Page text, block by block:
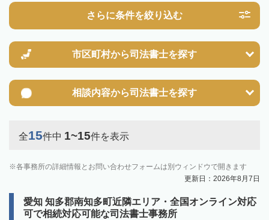
さらに条件を絞り込む
市区町村から司法書士を探す
相談内容から司法書士を探す
全15件中 1~15件を表示
各事務所の詳細情報とお問い合わせフォームは別ウィンドウで開きます
更新日：2026年8月7日
愛知 知多郡南知多町近隣エリア・全国オンライン対応
可で相続対応可能な司法書士事務所